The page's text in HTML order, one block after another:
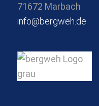
71672 Marbach
info@bergweh.de